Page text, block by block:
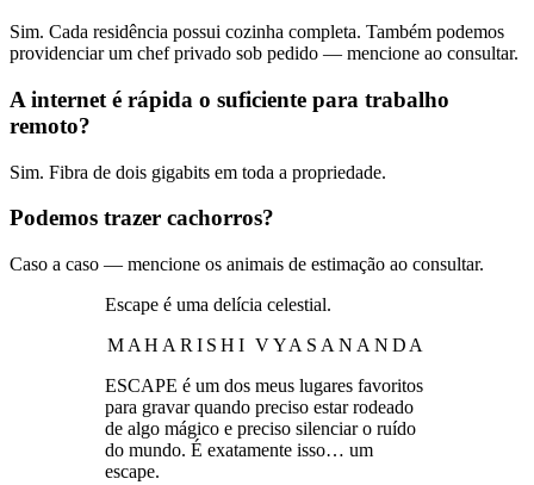
Sim. Cada residência possui cozinha completa. Também podemos
providenciar um chef privado sob pedido — mencione ao consultar.
A internet é rápida o suficiente para trabalho
remoto?
Sim. Fibra de dois gigabits em toda a propriedade.
Podemos trazer cachorros?
Caso a caso — mencione os animais de estimação ao consultar.
Escape é uma delícia celestial.
MAHARISHI VYASANANDA
ESCAPE é um dos meus lugares favoritos
para gravar quando preciso estar rodeado
de algo mágico e preciso silenciar o ruído
do mundo. É exatamente isso… um
escape.